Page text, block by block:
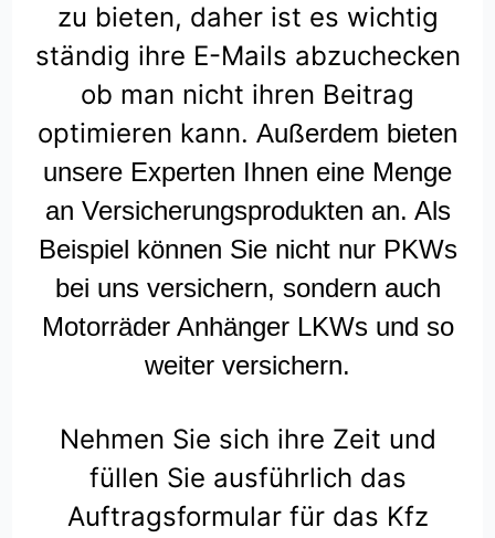
zu bieten, daher ist es wichtig
ständig ihre E-Mails abzuchecken
ob man nicht ihren Beitrag
optimieren kann. Außerdem bieten
unsere Experten Ihnen eine Menge
an Versicherungsprodukten an. Als
Beispiel können Sie nicht nur PKWs
bei uns versichern, sondern auch
Motorräder Anhänger LKWs und so
weiter versichern.
Nehmen Sie sich ihre Zeit und
füllen Sie ausführlich das
Auftragsformular für das Kfz